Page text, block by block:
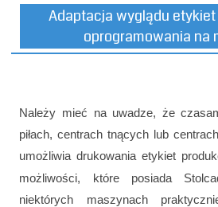
Adaptacja wyglądu
oprogramowania na
Należy mieć na uwadze, że
piłach, centrach tnących lub
umożliwia drukowania etykiet
możliwości, które posiada
niektórych maszynach